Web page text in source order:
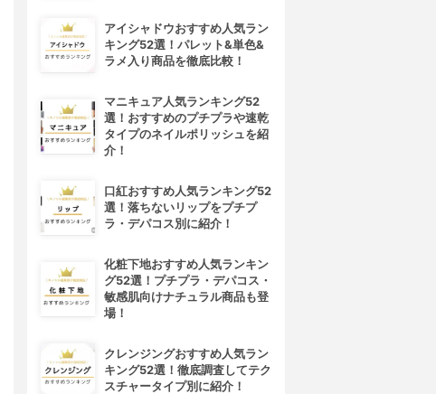
アイシャドウおすすめ人気ラン
キング52選！パレット&単色&
ラメ入り商品を徹底比較！
マニキュア人気ランキング52
選！おすすめのプチプラや速乾
タイプのネイルポリッシュを紹
介！
口紅おすすめ人気ランキング52
選！落ちないリップをプチプ
ラ・デパコス別に紹介！
化粧下地おすすめ人気ランキン
グ52選！プチプラ・デパコス・
敏感肌向けナチュラル商品も登
場！
クレンジングおすすめ人気ラン
キング52選！徹底調査してテク
スチャータイプ別に紹介！